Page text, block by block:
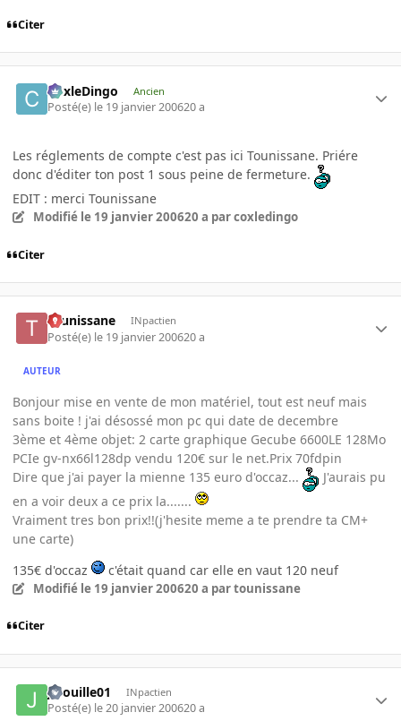
Citer
CoxleDingo Ancien
Posté(e) le 19 janvier 200620 a
Les réglements de compte c'est pas ici Tounissane. Priére
donc d'éditer ton post 1 sous peine de fermeture.
EDIT : merci Tounissane
Modifié le 19 janvier 200620 a par coxledingo
Citer
tounissane INpactien
Posté(e) le 19 janvier 200620 a
AUTEUR
Bonjour mise en vente de mon matériel, tout est neuf mais
sans boite ! j'ai désossé mon pc qui date de decembre
3ème et 4ème objet: 2 carte graphique Gecube 6600LE 128Mo
PCIe gv-nx66l128dp vendu 120€ sur le net.Prix 70fdpin
Dire que j'ai payer la mienne 135 euro d'occaz...
J'aurais pu
en a voir deux a ce prix la.......
Vraiment tres bon prix!!(j'hesite meme a te prendre ta CM+
une carte)
135€ d'occaz
c'était quand car elle en vaut 120 neuf
Modifié le 19 janvier 200620 a par tounissane
Citer
jibouille01 INpactien
Posté(e) le 20 janvier 200620 a